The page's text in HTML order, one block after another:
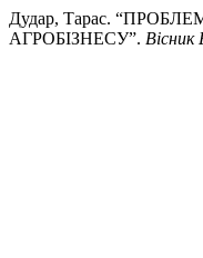
Дудар, Тарас.
АГРОБІЗНЕСУ”. Вісник